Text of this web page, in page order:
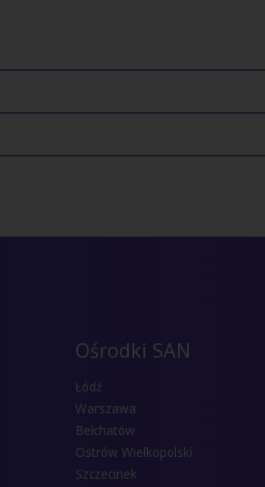
Ośrodki SAN
Łódź
Warszawa
Bełchatów
Ostrów Wielkopolski
Szczecinek